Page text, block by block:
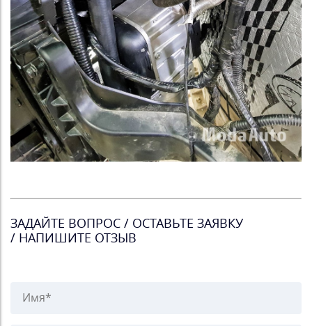
ЗАДАЙТЕ ВОПРОС / ОСТАВЬТЕ ЗАЯВКУ
/ НАПИШИТЕ ОТЗЫВ